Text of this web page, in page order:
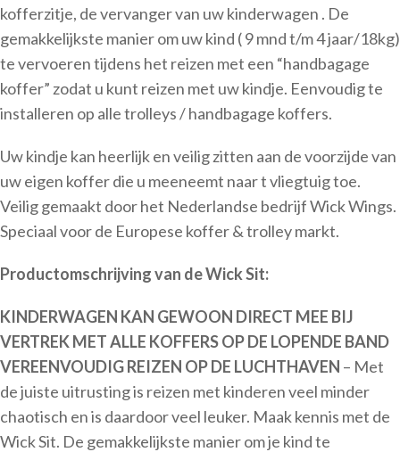
kofferzitje, de vervanger van uw kinderwagen . De
gemakkelijkste manier om uw kind ( 9 mnd t/m 4 jaar/18kg)
te vervoeren tijdens het reizen met een “handbagage
koffer” zodat u kunt reizen met uw kindje. Eenvoudig te
installeren op alle trolleys / handbagage koffers.
Uw kindje kan heerlijk en veilig zitten aan de voorzijde van
uw eigen koffer die u meeneemt naar t vliegtuig toe.
Veilig gemaakt door het Nederlandse bedrijf Wick Wings.
Speciaal voor de Europese koffer & trolley markt.
Productomschrijving van de Wick Sit:
KINDERWAGEN KAN GEWOON DIRECT MEE BIJ
VERTREK MET ALLE KOFFERS OP DE LOPENDE BAND
VEREENVOUDIG REIZEN OP DE LUCHTHAVEN – Met
de juiste uitrusting is reizen met kinderen veel minder
chaotisch en is daardoor veel leuker. Maak kennis met de
Wick Sit. De gemakkelijkste manier om je kind te